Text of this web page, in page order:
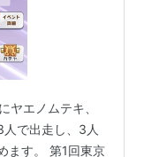
ヤエノムテキ、
で出走し、3人
ます。 第1回東京